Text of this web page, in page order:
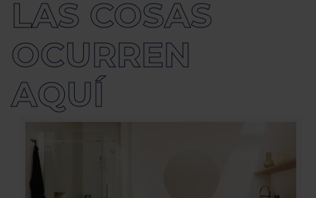
LAS COSAS
OCURREN
AQUÍ